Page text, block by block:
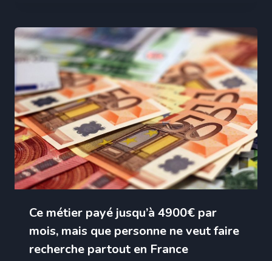
Ce métier payé jusqu’à 4900€ par
mois, mais que personne ne veut faire
recherche partout en France